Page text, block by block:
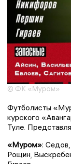
© ФК «Муром»
Футболисты
курского
Туле.
«Муром»:
Рощин,